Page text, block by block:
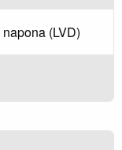
(LVD)